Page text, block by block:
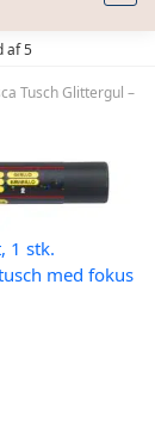
af 5
Tusch Glittergul –